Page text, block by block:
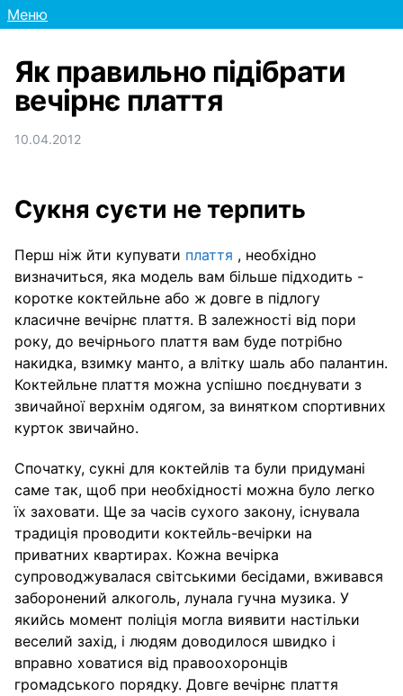
Меню
Як правильно підібрати
вечірнє плаття
10.04.2012
Сукня суєти не терпить
Перш ніж йти купувати плаття , необхідно
визначиться, яка модель вам більше підходить -
коротке коктейльне або ж довге в підлогу
класичне вечірнє плаття. В залежності від пори
року, до вечірнього плаття вам буде потрібно
накидка, взимку манто, а влітку шаль або палантин.
Коктейльне плаття можна успішно поєднувати з
звичайної верхнім одягом, за винятком спортивних
курток звичайно.
Спочатку, сукні для коктейлів та були придумані
саме так, щоб при необхідності можна було легко
їх заховати. Ще за часів сухого закону, існувала
традиція проводити коктейль-вечірки на
приватних квартирах. Кожна вечірка
супроводжувалася світськими бесідами, вживався
заборонений алкоголь, лунала гучна музика. У
якийсь момент поліція могла виявити настільки
веселий захід, і людям доводилося швидко і
вправно ховатися від правоохоронців
громадського порядку. Довге вечірнє плаття